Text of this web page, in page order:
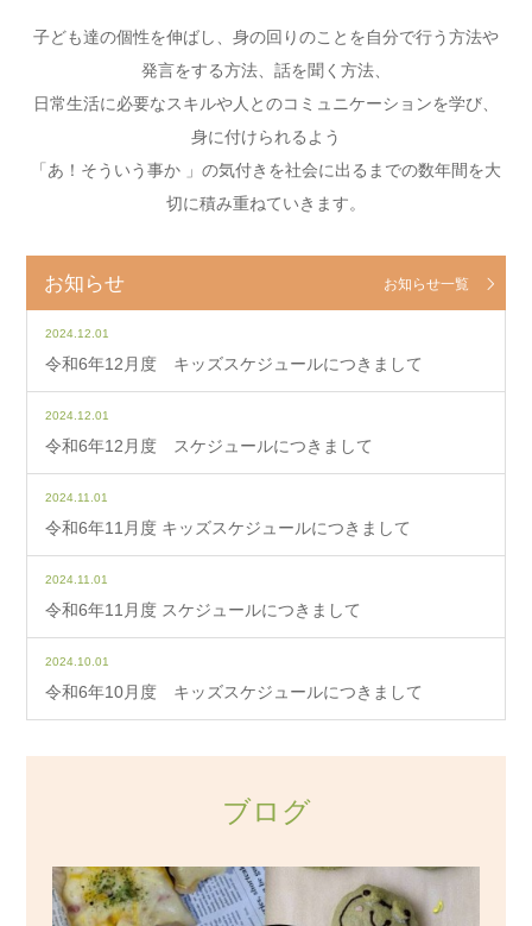
子ども達の個性を伸ばし、身の回りのことを自分で行う方法や
発言をする方法、話を聞く方法、
日常生活に必要なスキルや人とのコミュニケーションを学び、
身に付けられるよう
「あ！そういう事か 」の気付きを社会に出るまでの数年間を大
切に積み重ねていきます。
お知らせ お知らせ一覧
2024.12.01
令和6年12月度 キッズスケジュールにつきまして
2024.12.01
令和6年12月度 スケジュールにつきまして
2024.11.01
令和6年11月度 キッズスケジュールにつきまして
2024.11.01
令和6年11月度 スケジュールにつきまして
2024.10.01
令和6年10月度 キッズスケジュールにつきまして
ブログ